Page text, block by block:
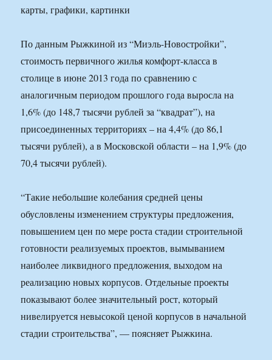
карты, графики, картинки
По данным Рыжкиной из “Миэль-Новостройки”,
стоимость первичного жилья комфорт-класса в
столице в июне 2013 года по сравнению с
аналогичным периодом прошлого года выросла на
1,6% (до 148,7 тысячи рублей за “квадрат”), на
присоединенных территориях – на 4,4% (до 86,1
тысячи рублей), а в Московской области – на 1,9% (до
70,4 тысячи рублей).
“Такие небольшие колебания средней цены
обусловлены изменением структуры предложения,
повышением цен по мере роста стадии строительной
готовности реализуемых проектов, вымыванием
наиболее ликвидного предложения, выходом на
реализацию новых корпусов. Отдельные проекты
показывают более значительный рост, который
нивелируется невысокой ценой корпусов в начальной
стадии строительства”, — поясняет Рыжкина.